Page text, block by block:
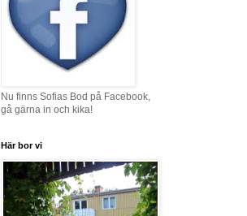
Nu finns Sofias Bod på Facebook,
gå gärna in och kika!
Här bor vi